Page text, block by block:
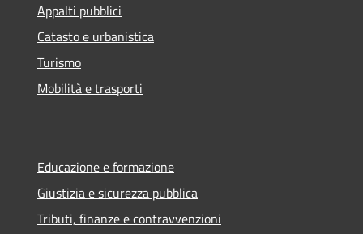
Appalti pubblici
Catasto e urbanistica
Turismo
Mobilità e trasporti
Educazione e formazione
Giustizia e sicurezza pubblica
Tributi, finanze e contravvenzioni